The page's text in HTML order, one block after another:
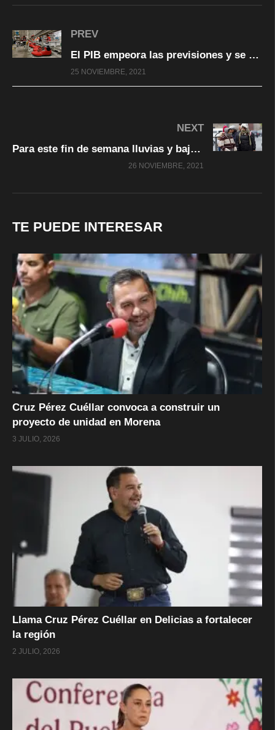
PREV
El PIB empeora las previsiones y se contrae un 0.4% en el tercer trimestre
25 NOVIEMBRE, 2021
NEXT
Para este fin de semana lluvias y baja temperatura en la mayor parte del estado, así como nevadas en la zona serrana: CEPC
26 NOVIEMBRE, 2021
TE PUEDE INTERESAR
Cruz Pérez Cuéllar convoca a construir un
proyecto de unidad en Morena
3 JULIO, 2026
Llama Cruz Pérez Cuéllar en Delicias a fortalecer
la región
2 JULIO, 2026